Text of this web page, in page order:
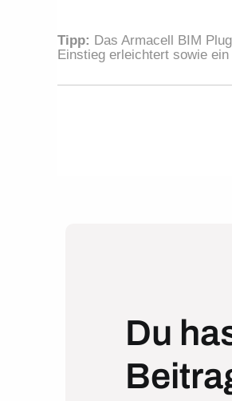
Tipp: Das Armacell BIM
Einstieg erleichtert sowie
Du